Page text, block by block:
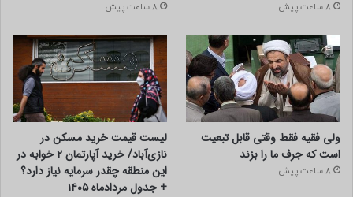
8 ساعت پیش 8 ساعت پیش
ولی فقیه فقط وقتی قابل تبعیت
است که جرف ما را بزند
8 ساعت پیش
لیست قیمت خرید مسکن در
نازی‌آباد/ خرید آپارتمان ۲ خوابه در
این منطقه چقدر سرمایه نیاز دارد؟
+ جدول مردادماه ۱۴۰۵